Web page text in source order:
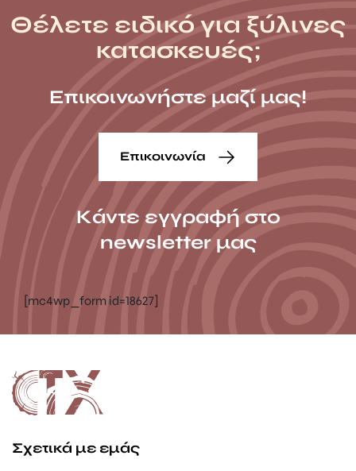
Θέλετε ειδικό για ξύλινες
κατασκευές;
Επικοινωνήστε μαζί μας!
Επικοινωνία
Κάντε εγγραφή στο
newsletter μας
[mc4wp_form id=18627]
Σχετικά με εμάς